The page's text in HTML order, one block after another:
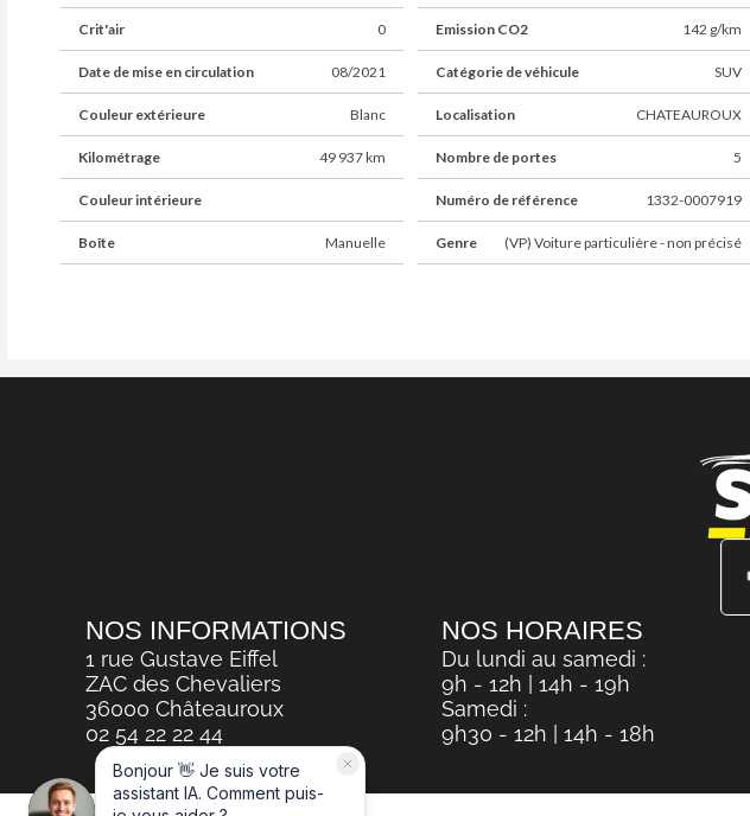
Crit'air 0
Date de mise en circulation 08/2021
Couleur extérieure Blanc
Kilométrage 49 937 km
Couleur intérieure
Boîte Manuelle
Emission CO2 142 g/km
Catégorie de véhicule SUV
Localisation CHATEAUROUX
Nombre de portes 5
Numéro de référence 1332-0007919
Genre (VP) Voiture particulière - non précisé
NOS INFORMATIONS
1 rue Gustave Eiffel
ZAC des Chevaliers
36000 Châteauroux
02 54 22 22 44
NOS HORAIRES
Du lundi au samedi :
9h - 12h | 14h - 19h
Samedi :
9h30 - 12h | 14h - 18h